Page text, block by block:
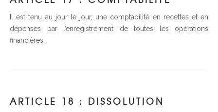
Il est tenu au jour le jour, une comptabilité en recettes et en
dépenses par l’enregistrement de toutes les opérations
financières.
ARTICLE 18 : DISSOLUTION